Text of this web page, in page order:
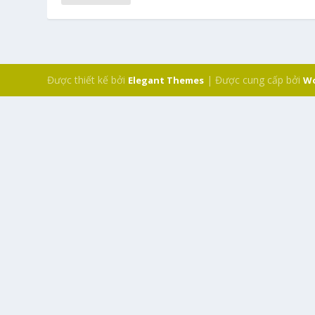
Được thiết kế bởi Elegant Themes | Được cung cấp bởi